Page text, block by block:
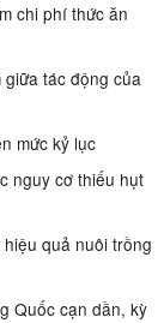
chi phí thức ăn
tác động của
mức kỷ lục
nguy cơ thiếu hụt
quả nuôi trồng
Quốc cạn dần, kỳ